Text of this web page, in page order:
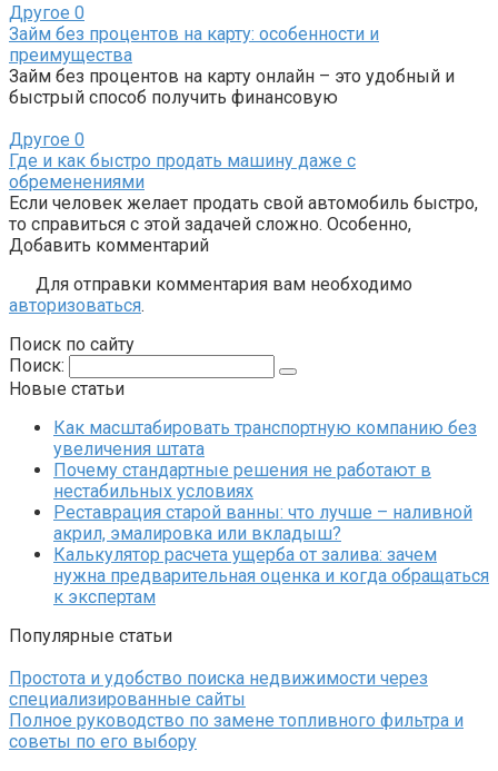
Другое 0
Займ без процентов на карту: особенности и
преимущества
Займ без процентов на карту онлайн – это удобный и
быстрый способ получить финансовую
Другое 0
Где и как быстро продать машину даже с
обременениями
Если человек желает продать свой автомобиль быстро,
то справиться с этой задачей сложно. Особенно,
Добавить комментарий
Для отправки комментария вам необходимо
авторизоваться.
Поиск по сайту
Поиск:
Новые статьи
Как масштабировать транспортную компанию без
увеличения штата
Почему стандартные решения не работают в
нестабильных условиях
Реставрация старой ванны: что лучше – наливной
акрил, эмалировка или вкладыш?
Калькулятор расчета ущерба от залива: зачем
нужна предварительная оценка и когда обращаться
к экспертам
Популярные статьи
Простота и удобство поиска недвижимости через
специализированные сайты
Полное руководство по замене топливного фильтра и
советы по его выбору